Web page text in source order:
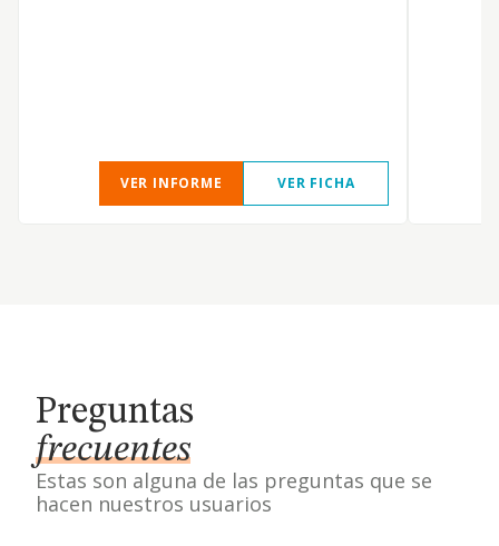
VER INFORME VER FICHA
Preguntas
frecuentes
Estas son alguna de las preguntas que se
hacen nuestros usuarios